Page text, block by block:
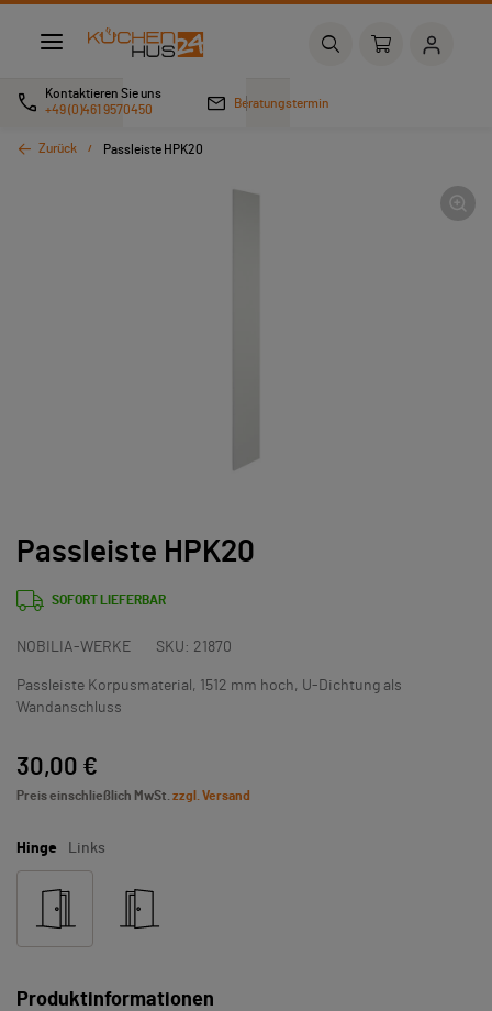
Kontaktieren Sie uns
+49 (0)461 9570450
Beratungstermin
Zurück Passleiste HPK20
Passleiste HPK20
SOFORT LIEFERBAR
NOBILIA-WERKE SKU: 21870
Passleiste Korpusmaterial, 1512 mm hoch, U-Dichtung als
Wandanschluss
30,00 €
Preis einschließlich MwSt. zzgl. Versand
Hinge Links
Produktinformationen